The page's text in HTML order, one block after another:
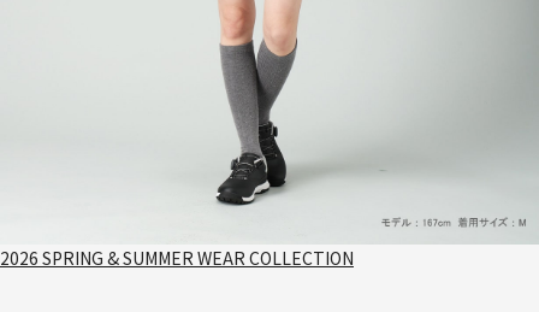
2026 SPRING & SUMMER WEAR COLLECTION